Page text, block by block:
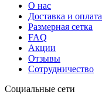
О нас
Доставка и оплата
Размерная сетка
FAQ
Акции
Отзывы
Сотрудничество
Социальные сети